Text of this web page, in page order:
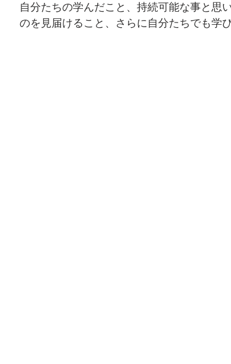
自分たちの学んだこと、持続可能な事と思
のを見届けること、さらに自分たちでも学